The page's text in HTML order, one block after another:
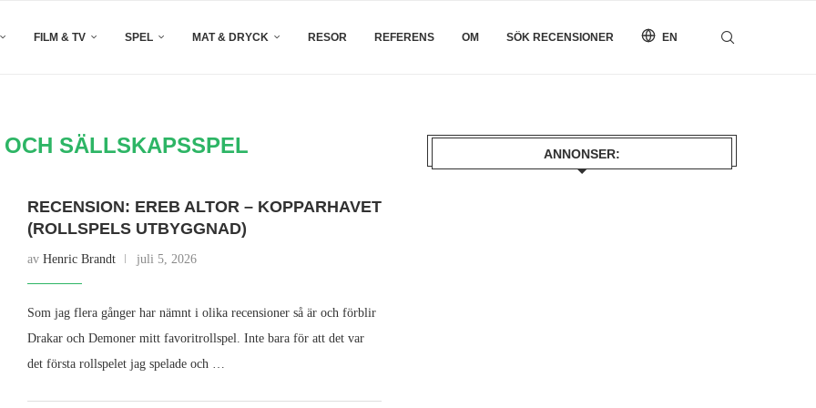
FILM & TV SPEL MAT & DRYCK RESOR REFERENS OM SÖK RECENSIONER EN
SÄLLSKAPSSPEL
RECENSION: EREB ALTOR – KOPPARHAVET
(ROLLSPELS UTBYGGNAD)
av Henric Brandt juli 5, 2026
Som jag flera gånger har nämnt i olika recensioner så är och förblir
Drakar och Demoner mitt favoritrollspel. Inte bara för att det var
det första rollspelet jag spelade och …
ANNONSER: